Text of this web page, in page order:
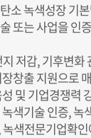
소 녹색성장 기
또는 사업을 인
저감, 기후변화
창출 지원으로
및 기업경쟁력
색기술 인증, 녹
색전문기업확